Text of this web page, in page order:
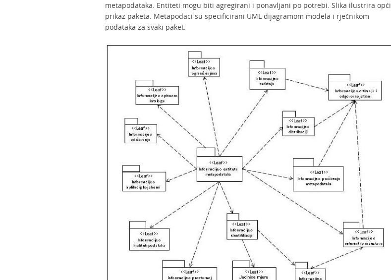
metapodataka. Entiteti mogu biti agregirani i ponavljani po potrebi. Slika ilustrira opći
prikaz paketa. Metapodaci su specificirani UML dijagramom modela i rječnikom
podataka za svaki paket.